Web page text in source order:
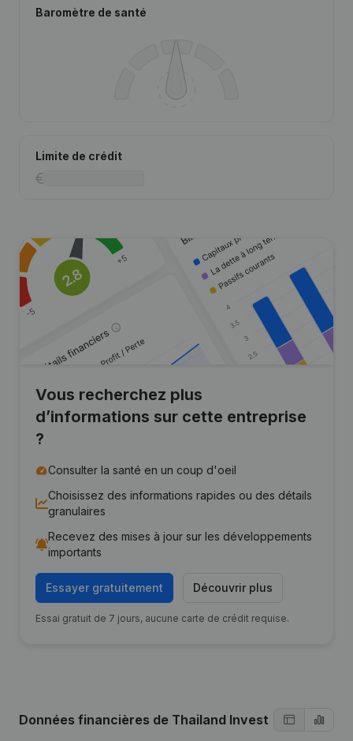
Baromètre de santé
Limite de crédit
Vous recherchez plus
d’informations sur cette entreprise
?
Consulter la santé en un coup d'oeil
Choisissez des informations rapides ou des détails
granulaires
Recevez des mises à jour sur les développements
importants
Essayer gratuitement Découvrir plus
Essai gratuit de 7 jours, aucune carte de crédit requise.
Données financières de Thailand Invest